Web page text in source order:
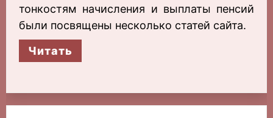
тонкостям начисления и выплаты пенсий
были посвящены несколько статей сайта.
Читать